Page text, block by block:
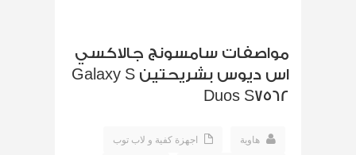
مواصفات سامسونج جالاكسي
اس ديوس بشريحتين Galaxy S
Duos S7562
هاوية
اجهزة كفية و لاب توب